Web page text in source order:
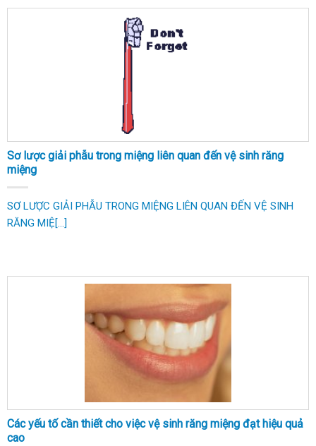
Sơ lược giải phẫu trong miệng liên quan đến vệ sinh răng
miệng
SƠ LƯỢC GIẢI PHẪU TRONG MIỆNG LIÊN QUAN ĐẾN VỆ SINH
RĂNG MIỆ[...]
Các yếu tố cần thiết cho việc vệ sinh răng miệng đạt hiệu quả
cao